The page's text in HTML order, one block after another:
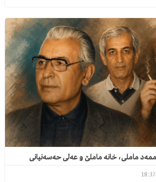
ماملی، خانە ماملێ و عەلی حەسەنیانی
18:37